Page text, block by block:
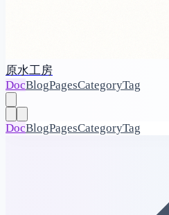
原水工房
DocBlogPagesCategoryTag
DocBlogPagesCategoryTag